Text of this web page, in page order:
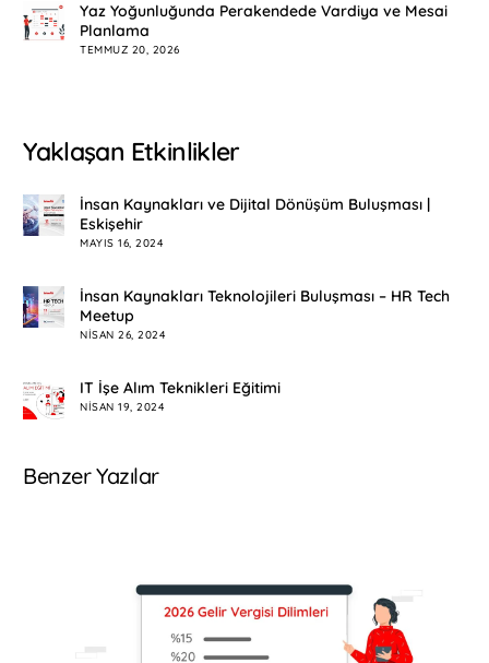
Yaz Yoğunluğunda Perakendede Vardiya ve Mesai
Planlama
TEMMUZ 20, 2026
Yaklaşan Etkinlikler
İnsan Kaynakları ve Dijital Dönüşüm Buluşması |
Eskişehir
MAYIS 16, 2024
İnsan Kaynakları Teknolojileri Buluşması – HR Tech
Meetup
NISAN 26, 2024
IT İşe Alım Teknikleri Eğitimi
NISAN 19, 2024
Benzer Yazılar